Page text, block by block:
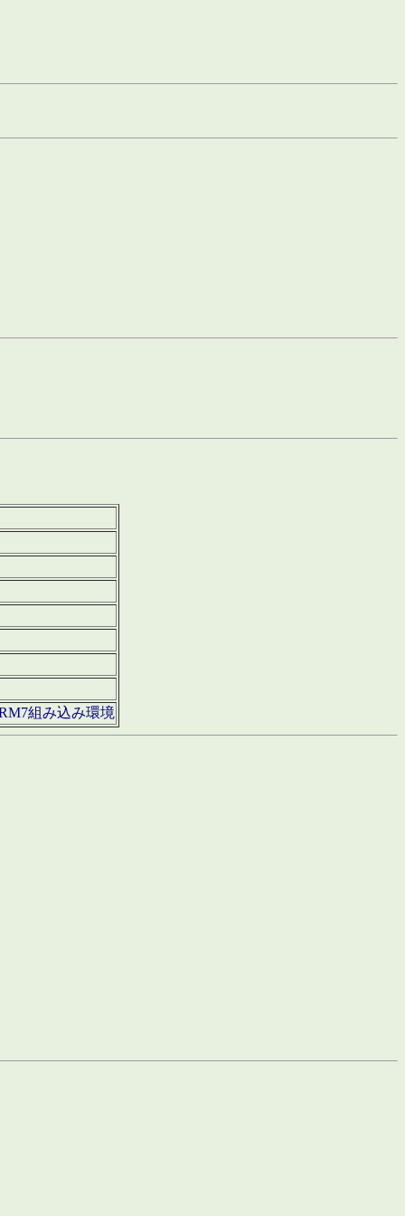
組み込み環境